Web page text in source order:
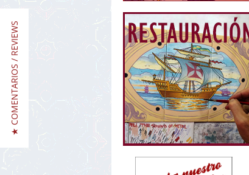
★ COMENTARIOS / REVIEWS